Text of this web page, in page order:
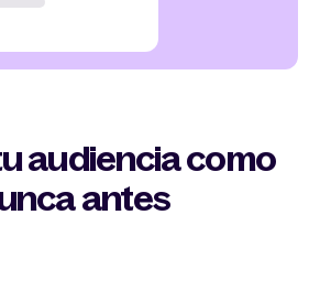
audiencia como
antes